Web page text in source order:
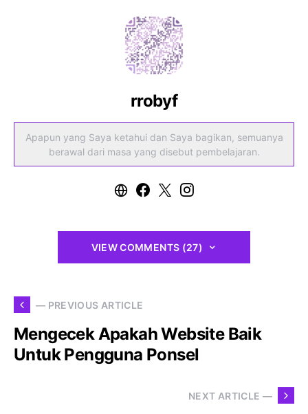
rrobyf
Apapun yang Saya ketahui dan Saya bagikan, semuanya
berawal dari masa yang disebut pembelajaran.
VIEW COMMENTS (27)
— PREVIOUS ARTICLE
Mengecek Apakah Website Baik
Untuk Pengguna Ponsel
NEXT ARTICLE —